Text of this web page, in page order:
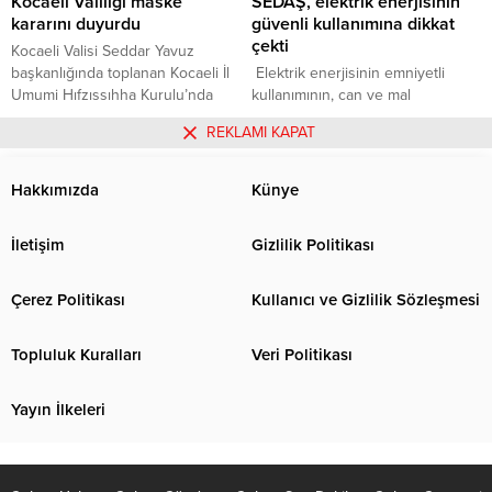
Cemevleri başkanları, Kocaeli
Büyükşehir Belediye Başkanı
Doç. Dr. Tahir...
ve Kocaeli İl...
kararını duyurdu
Kocaeli Valisi Seddar Yavuz
başkanlığında toplanan Kocaeli İl
Umumi Hıfzıssıhha Kurulu’nda
taşıma araçlarında maske takma
son verildiği belirtilirken, sağlık
vurgulandı. Haber: Ahmet
güvenli kullanımına dikkat
çekti
Elektrik enerjisinin emniyetli
kullanımının, can ve mal
önem gösterilmesi gereken bir
yetkilileri, Çalışma ve Sosyal
Güvenlik Bakanlığı tarafından
Sağlığı ve Güvenliği” yönetmeliği
yapılacak olan yerlerde önceden
gerekliliğini hatırlattı. Elektrik...
13.06.2022
Hakkımızda Künye
İletişim Gizlilik Politikası
Çerez Politikası Kullanıcı ve Gizlilik Sözleşmesi
Topluluk Kuralları Veri Politikası
Yayın İlkeleri
REKLAMI KAPAT